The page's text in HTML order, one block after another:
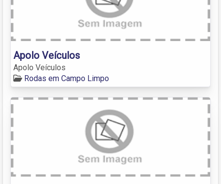
Apolo Veículos
Apolo Veículos
Rodas em Campo Limpo